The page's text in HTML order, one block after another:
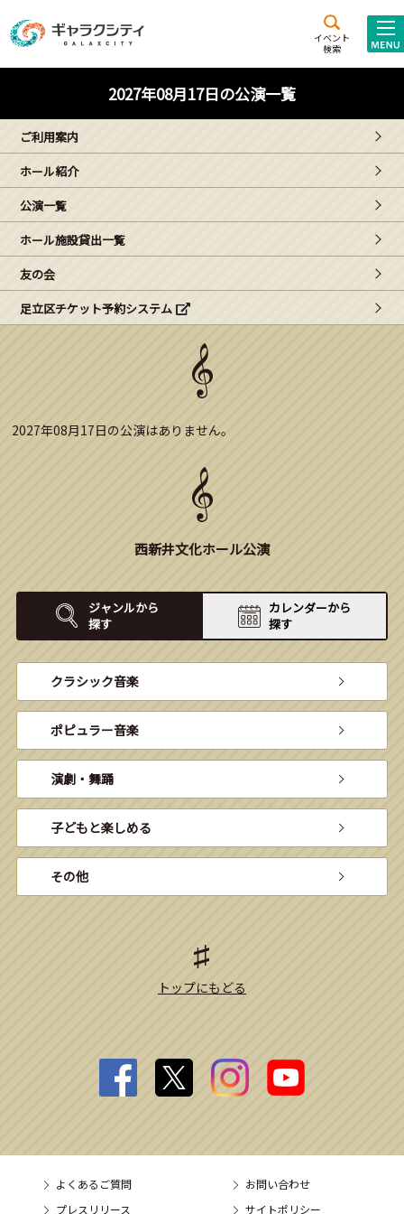
イベント
検索
施設案内
西新井
文化ホール
ギャラクシティとは
こどもみーてぃんぐ
Gがくえん
ブランドからのお知らせ
2027年08月17日の公演一覧
ご利用案内
ホール紹介
公演一覧
ホール施設貸出一覧
友の会
足立区チケット予約システム
2027年08月17日の公演はありません。
西新井文化ホール公演
ジャンルから
探す
カレンダーから
探す
クラシック音楽
ポピュラー音楽
演劇・舞踊
子どもと楽しめる
その他
トップにもどる
よくあるご質問
お問い合わせ
プレスリリース
サイトポリシー